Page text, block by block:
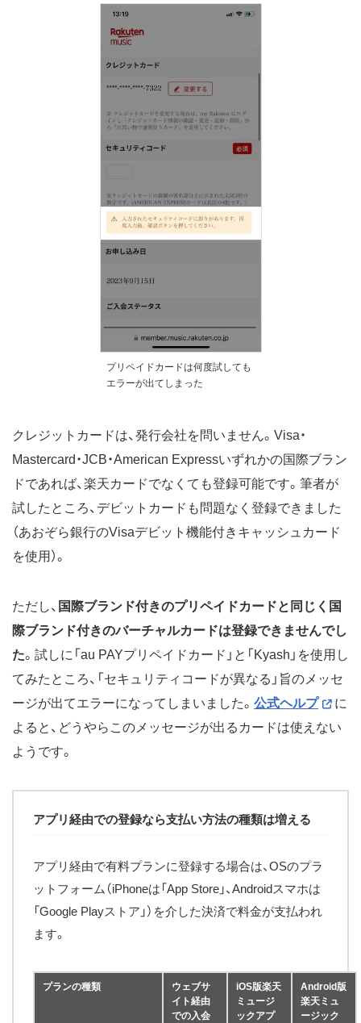
プリペイドカードは何度試しても
エラーが出てしまった
クレジットカードは、発行会社を問いません。Visa・
Mastercard・JCB・American Expressいずれかの国際ブラン
ドであれば、楽天カードでなくても登録可能です。筆者が
試したところ、デビットカードも問題なく登録できました
（あおぞら銀行のVisaデビット機能付きキャッシュカード
を使用）。
ただし、 国際ブランド付きのプリペイドカードと同じく国
際ブランド付きのバーチャルカードは登録できませんでし
た。試しに「au PAYプリペイドカード」と「Kyash」を使用し
てみたところ、「セキュリティコードが異なる」旨のメッセ
ージが出てエラーになってしまいました。 公式ヘルプ
に
よると、どうやらこのメッセージが出るカードは使えない
ようです。
アプリ経由での登録なら支払い方法の種類は増える
アプリ経由で有料プランに登録する場合は、OSのプラ
ットフォーム（iPhoneは「App Store」、Androidスマホは
「Google Playストア」）を介した決済で料金が支払われ
ます。
プランの種類
ウェブサ
イト経由
での入会
iOS版楽天
ミュージ
ックアプ
Android版
楽天ミュ
ージック